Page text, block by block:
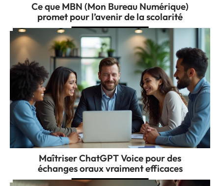
Ce que MBN (Mon Bureau Numérique)
promet pour l’avenir de la scolarité
Maîtriser ChatGPT Voice pour des
échanges oraux vraiment efficaces